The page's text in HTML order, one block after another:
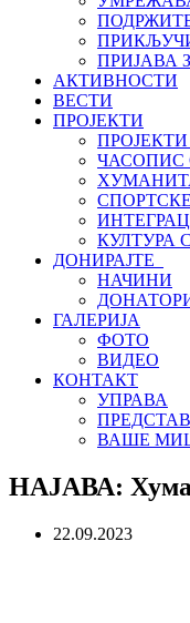
ПРИЈАВА
АКТИВНОСТИ
ВЕСТИ
ПРОЈЕКТИ
ЧАСОПИС
КУЛТУРА
ДОНИРАЈТЕ
НАЧИНИ
ГАЛЕРИЈА
ФОТО
ВИДЕО
КОНТАКТ
УПРАВА
ВАШЕ
НАЈАВА:
22.09.2023